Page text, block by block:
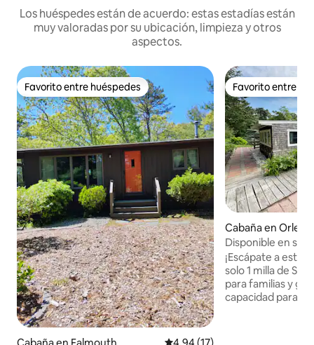
Los huéspedes están de acuerdo: estas estadías están
muy valoradas por su ubicación, limpieza y otros
aspectos.
Favorito entre huéspedes
Favorito entre huéspedes Favorito entre
Favorito entre
Cabaña en
Disponible en
Skaket Beach +
¡Escápate a esta
solo 1 milla de
para familias y
capacidad para 8